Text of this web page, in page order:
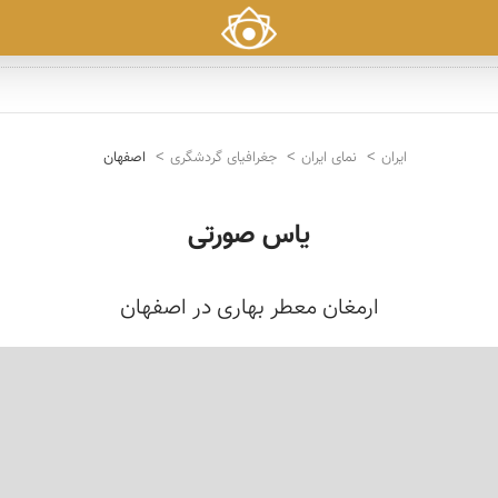
ایران نمای ایران جغرافیای گردشگری اصفهان
یاس صورتی
ارمغان معطر بهاری در اصفهان